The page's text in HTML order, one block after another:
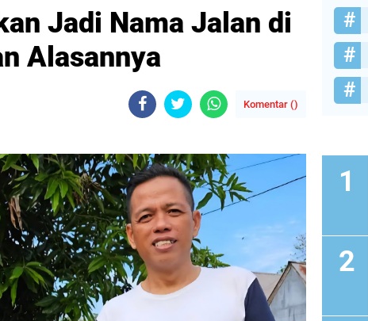
Jadi Nama Jalan di
Alasannya
Komentar ()